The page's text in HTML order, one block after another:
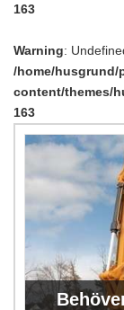
163
Warning:
/home/husgrund/
content/themes/
163